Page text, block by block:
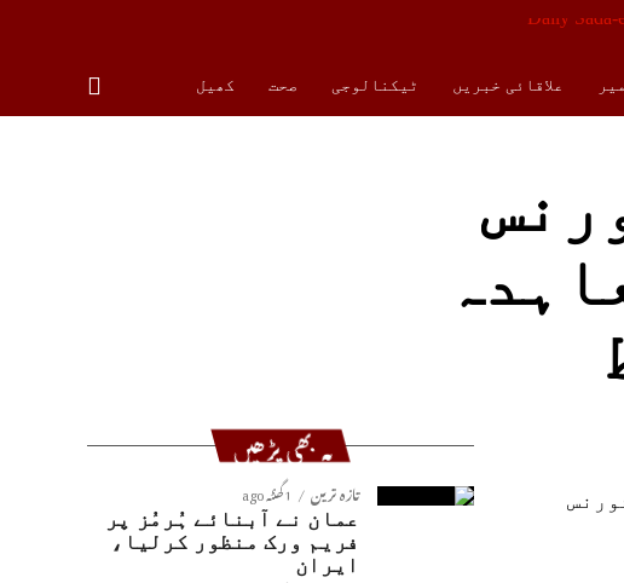
علاقائی خبریں ٹیکنالوجی صحت کھیل
یہ بھی پڑھیں
تازہ ترین 1 گھنٹہ ago
عمان نے آبنائے ہُرمُز پر
فریم ورک منظور کرلیا،
ایران